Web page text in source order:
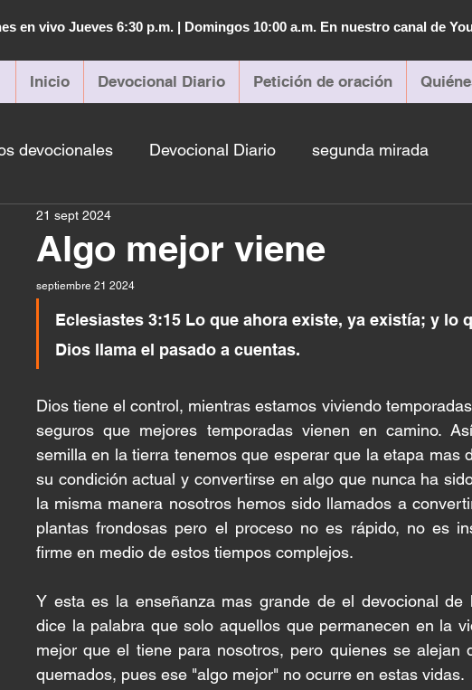
en vivo Jueves 6:30 p.m. | Domingos 10:00 a.m. En nuestro canal de
Inicio Devocional Diario Petición de oración
devocionales Devocional Diario segunda mirada
Algo mejor viene
21 sept 2024
septiembre 21 2024
Eclesiastes 3:15 Lo que ahora existe, ya existía; y lo
Dios llama el pasado a cuentas.
Dios tiene el control, mientras estamos viviendo
seguros que mejores temporadas vienen en camino.
semilla en la tierra tenemos que esperar que la etapa mas
su condición actual y convertirse en algo que nunca ha
la misma manera nosotros hemos sido llamados a
plantas frondosas pero el proceso no es rápido, no es
firme en medio de estos tiempos complejos.
Y esta es la enseñanza mas grande de el devocional de
dice la palabra que solo aquellos que permanecen en la
mejor que el tiene para nosotros, pero quienes se
quemados, pues ese "algo mejor" no ocurre en estas vidas.